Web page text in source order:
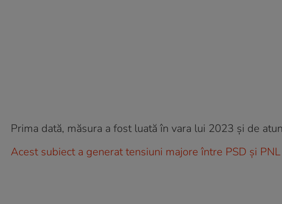
Prima dată, măsura a fost luată în vara lui 2023 și de
Acest subiect a generat tensiuni majore între PSD și